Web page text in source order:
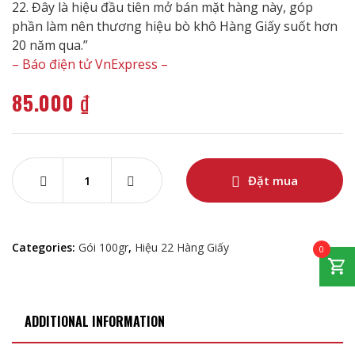
22. Đây là hiệu đầu tiên mở bán mặt hàng này, góp
phần làm nên thương hiệu bò khô Hàng Giấy suốt hơn
20 năm qua.”
– Báo điện tử VnExpress –
85.000 ₫
Đặt mua
Categories: Gói 100gr, Hiệu 22 Hàng Giấy
ADDITIONAL INFORMATION
0